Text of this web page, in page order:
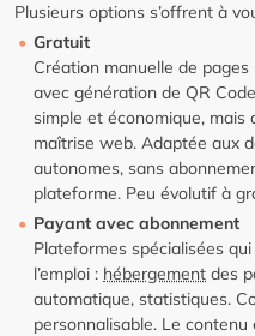
Plusieurs options s’offrent à
Gratuit
Création manuelle de
avec génération de QR
simple et économique, mais
maîtrise web. Adaptée aux
autonomes, sans
plateforme. Peu évolutif à
Payant avec abonnement
Plateformes spécialisées
l’emploi : hébergement des
automatique, statistiques.
personnalisable. Le contenu